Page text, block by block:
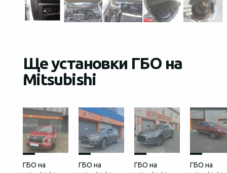
Ще установки ГБО на
Mitsubishi
ГБО на
ГБО на
ГБО на
ГБО на